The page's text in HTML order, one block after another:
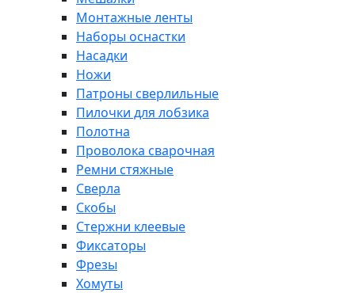
Монтажные ленты
Наборы оснастки
Насадки
Ножи
Патроны сверлильные
Пилочки для лобзика
Полотна
Проволока сварочная
Ремни стяжные
Сверла
Скобы
Стержни клеевые
Фиксаторы
Фрезы
Хомуты